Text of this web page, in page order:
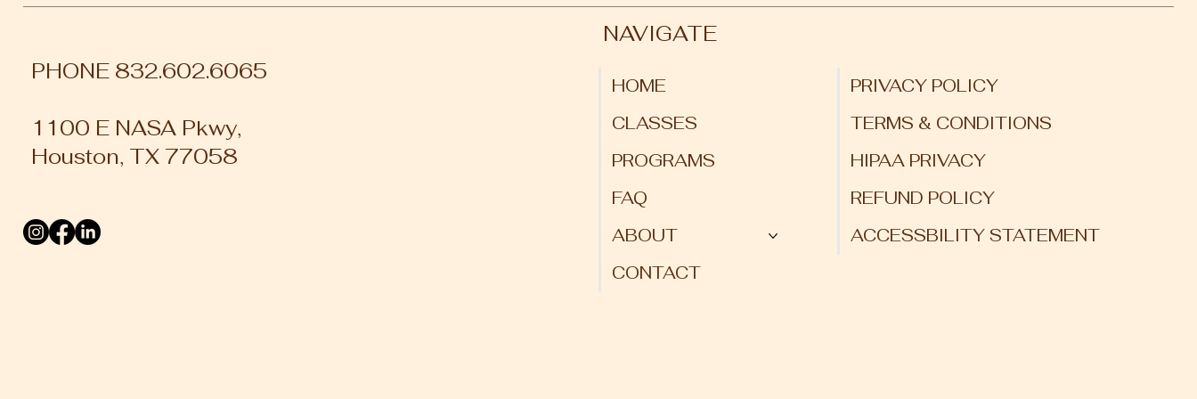
PHONE 832.602.6065
1100 E NASA Pkwy,
Houston, TX 77058
NAVIGATE
HOME
CLASSES
PROGRAMS
FAQ
ABOUT
CONTACT
PRIVACY POLICY
TERMS & CONDITIONS
HIPAA PRIVACY
REFUND POLICY
ACCESSBILITY STATEMENT